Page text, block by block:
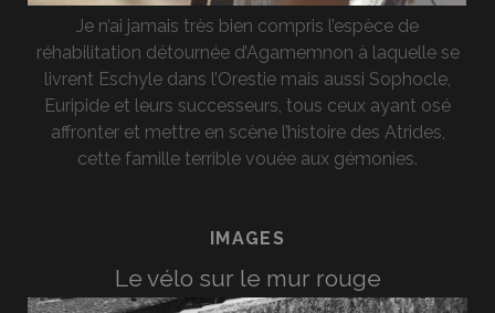
Je n’ai jamais très bien compris l’espèce de
réhabilitation détournée d’Agamemnon à laquelle se
livrent Eschyle dans l’Orestie mais aussi Sophocle,
Euripide et leurs successeurs, tous ceux ayant osé
affronter et mettre en scène l’histoire des Atrides,
cette famille terrible vouée aux gémonies.
IMAGES
Le vélo sur le mur rouge